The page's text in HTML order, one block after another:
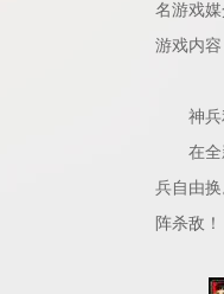
名游戏
游戏内
神兵利
在全新
兵自由
阵杀敌！